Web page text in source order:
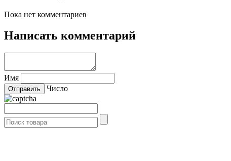
Пока нет комментариев
Написать комментарий
Имя
Число